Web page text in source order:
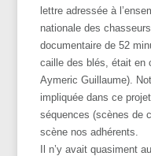
lettre adressée à
nationale des
documentaire de 52
caille des blés, était en
Aymeric Guillaume).
impliquée dans ce
séquences (scènes de
scène nos adhérents.
Il n’y avait quasiment